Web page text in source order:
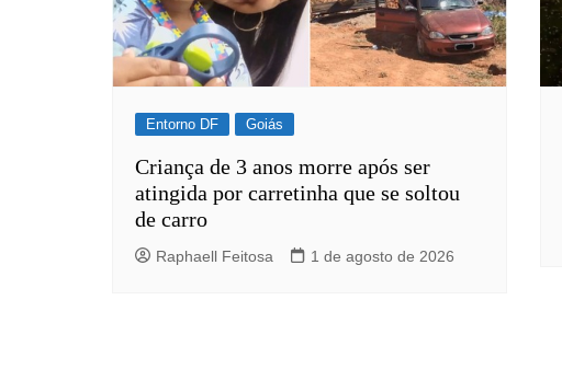
Entorno DF Goiás
Criança de 3 anos morre após ser
atingida por carretinha que se soltou
de carro
Raphaell Feitosa 1 de agosto de 2026